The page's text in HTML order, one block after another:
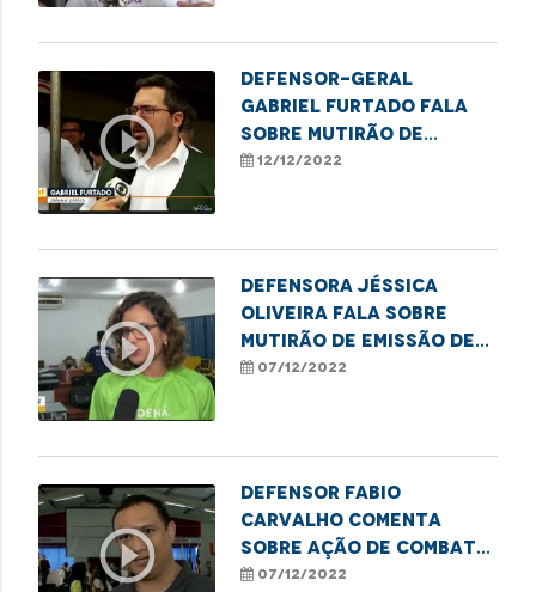
play_circle_outline
Defensor-Geral
Gabriel Furtado fala
sobre mutirão de
atendimento à pessoa
12/12/2022
play_circle_outline
Defensora Jéssica
Oliveira fala sobre
mutirão de emissão de
CPF para estudantes de
07/12/2022
play_circle_outline
Defensor Fabio
Carvalho comenta
sobre ação de combate
à violência contra a
07/12/2022